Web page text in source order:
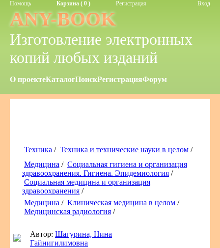
Помощь Корзина ( 0 ) Регистрация Вход
ANY-BOOK
Изготовление электронных
копий любых изданий
О проектеКаталогПоискРегистрацияФорум
Техника / Техника и технические науки в целом /
Медицина / Социальная гигиена и организация
здравоохранения. Гигиена. Эпидемиология /
Социальная медицина и организация
здравоохранения /
Медицина / Клиническая медицина в целом /
Медицинская радиология /
Автор: Шагурина, Нина
Гайнигилимовна